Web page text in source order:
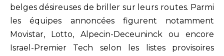
belges désireuses de briller sur leurs routes. Parmi
les équipes annoncées figurent notamment
Movistar, Lotto, Alpecin-Deceuninck ou encore
Israel-Premier Tech selon les listes provisoires